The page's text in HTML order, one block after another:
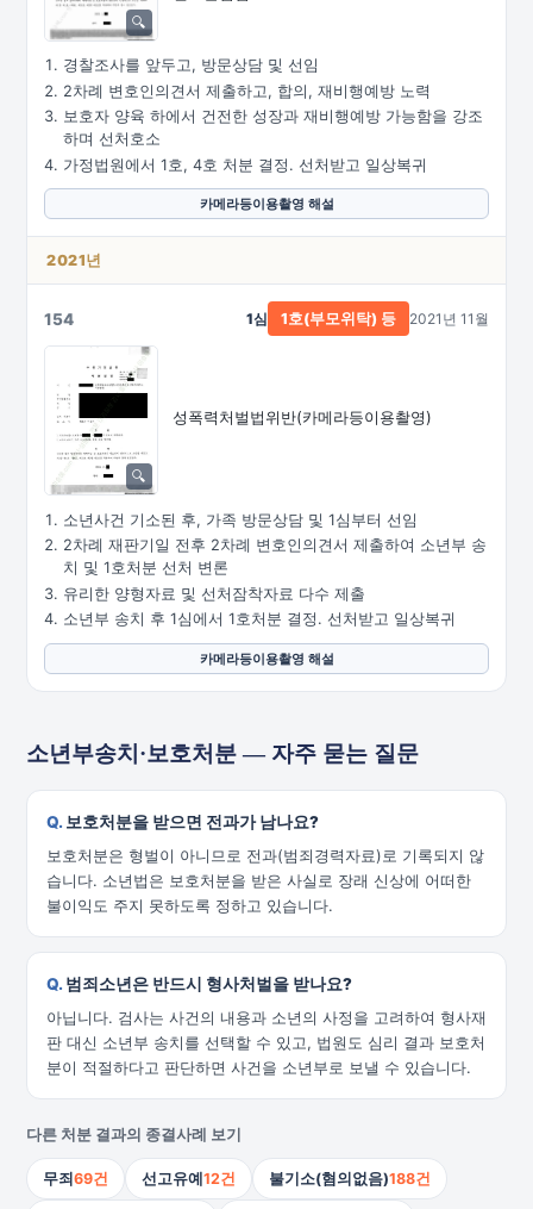
경찰조사를 앞두고, 방문상담 및 선임
2차례 변호인의견서 제출하고, 합의, 재비행예방 노력
보호자 양육 하에서 건전한 성장과 재비행예방 가능함을 강조
하며 선처호소
가정법원에서 1호, 4호 처분 결정. 선처받고 일상복귀
카메라등이용촬영 해설
2021년
154
성폭력처벌법위반(카메라등이용촬영)
1심 1호(부모위탁) 등 2021년 11월
소년사건 기소된 후, 가족 방문상담 및 1심부터 선임
2차례 재판기일 전후 2차례 변호인의견서 제출하여 소년부 송
치 및 1호처분 선처 변론
유리한 양형자료 및 선처잠착자료 다수 제출
소년부 송치 후 1심에서 1호처분 결정. 선처받고 일상복귀
카메라등이용촬영 해설
소년부송치·보호처분 — 자주 묻는 질문
보호처분을 받으면 전과가 남나요?
보호처분은 형벌이 아니므로 전과(범죄경력자료)로 기록되지 않
습니다. 소년법은 보호처분을 받은 사실로 장래 신상에 어떠한
불이익도 주지 못하도록 정하고 있습니다.
범죄소년은 반드시 형사처벌을 받나요?
아닙니다. 검사는 사건의 내용과 소년의 사정을 고려하여 형사재
판 대신 소년부 송치를 선택할 수 있고, 법원도 심리 결과 보호처
분이 적절하다고 판단하면 사건을 소년부로 보낼 수 있습니다.
다른 처분 결과의 종결사례 보기
무죄69건 선고유예12건 불기소(혐의없음)188건